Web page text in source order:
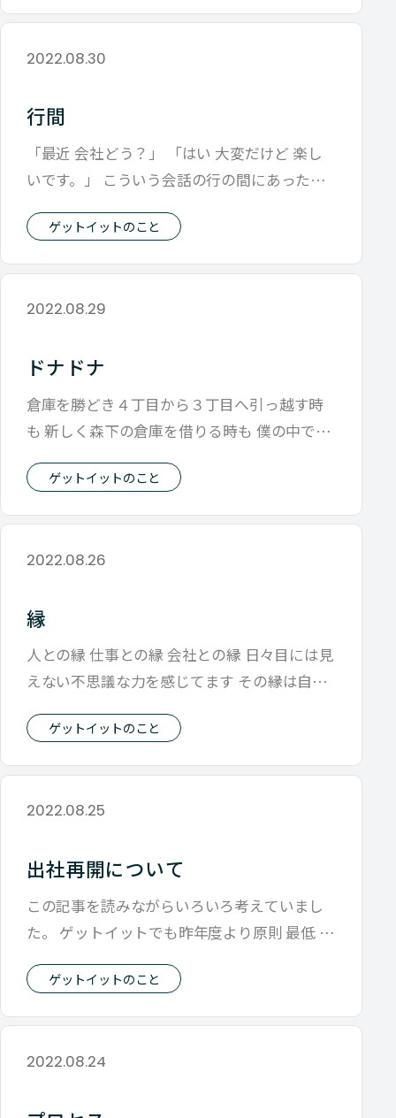
2022.08.30
行間
「最近 会社どう？」 「はい 大変だけど 楽し
いです。」 こういう会話の行の間にあった
ゲットイットのこと
2022.08.29
ドナドナ
倉庫を勝どき４丁目から３丁目へ引っ越す時
も 新しく森下の倉庫を借りる時も 僕の中で注
ゲットイットのこと
2022.08.26
縁
人との縁 仕事との縁 会社との縁 日々目には見
えない不思議な力を感じてます その縁は自分
ゲットイットのこと
2022.08.25
出社再開について
この記事を読みながらいろいろ考えていまし
た。 ゲットイットでも昨年度より原則 最低 週
ゲットイットのこと
2022.08.24